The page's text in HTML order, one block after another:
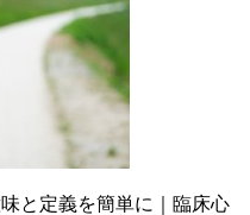
と定義を簡単に｜臨床心